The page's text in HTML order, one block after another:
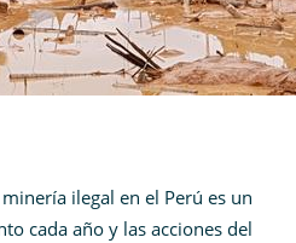
ilegal en el Perú es un
cada año y las acciones del